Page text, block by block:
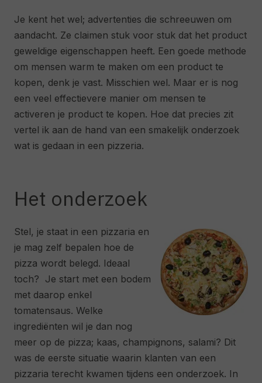
Je kent het wel; advertenties die schreeuwen om
aandacht. Ze claimen stuk voor stuk dat het product
geweldige eigenschappen heeft. Een goede methode
om mensen warm te maken om een product te
kopen, denk je vast. Misschien wel. Maar er is nog
een veel effectievere manier om mensen te
activeren je product te kopen. Hoe dat precies zit
vertel ik aan de hand van een smakelijk onderzoek
wat is gedaan in een pizzeria.
Het onderzoek
Stel, je staat in een pizzaria en
je mag zelf bepalen hoe de
pizza wordt belegd. Ideaal
toch? Je start met een bodem
met daarop enkel
tomatensaus. Welke
ingrediënten wil je dan nog
meer op de pizza; kaas, champignons, salami? Dit
was de eerste situatie waarin klanten van een
pizzaria terecht kwamen tijdens een onderzoek. In